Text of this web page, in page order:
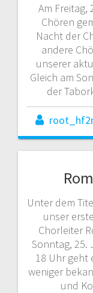
Am Freitag,
Chören
Nacht der
andere
unserer
Gleich am
der
Unter dem
unser
Chorleiter
Sonntag, 25.
18 Uhr geht
weniger
und